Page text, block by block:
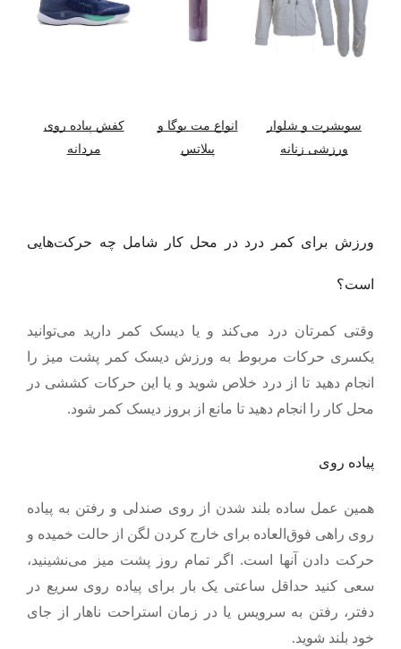
سویشرت و شلوار
ورزشی زنانه
انواع مت یوگا و
پیلاتس
کفش پیاده روی
مردانه
ورزش برای کمر درد در محل کار شامل چه حرکت‌هایی
است؟
وقتی کمرتان درد می‌کند و یا دیسک کمر دارید می‌توانید
یکسری حرکات مربوط به ورزش دیسک کمر پشت میز را
انجام دهید تا از درد خلاص شوید و یا این حرکات کششی در
محل کار را انجام دهید تا مانع از بروز دیسک کمر شود.
پیاده روی
همین عمل ساده بلند شدن از روی صندلی و رفتن به پیاده
روی راهی فوق‌العاده برای خارج کردن لگن از حالت خمیده و
حرکت دادن آنها است. اگر تمام روز پشت میز می‌نشینید،
سعی کنید حداقل ساعتی یک بار برای پیاده روی سریع در
دفتر، رفتن به سرویس یا در زمان استراحت ناهار از جای
خود بلند شوید.